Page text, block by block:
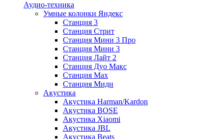
Аудио-техника
Умные колонки Яндекс
Станция 3
Станция Стрит
Станция Мини 3 Про
Станция Мини 3
Станция Лайт 2
Станция Дуо Макс
Станция Max
Станция Миди
Акустика
Акустика Harman/Kardon
Акустика BOSE
Акустика Xiaomi
Акустика JBL
Акустика Beats